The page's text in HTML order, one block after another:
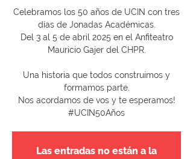
Celebramos los 50 años de UCIN con tres
días de Jonadas Académicas.
Del 3 al 5 de abril 2025 en el Anfiteatro
Mauricio Gajer del CHPR.
Una historia que todos construimos y
formamos parte.
Nos acordamos de vos y te esperamos!
#UCIN50Años
Las entradas no están a la